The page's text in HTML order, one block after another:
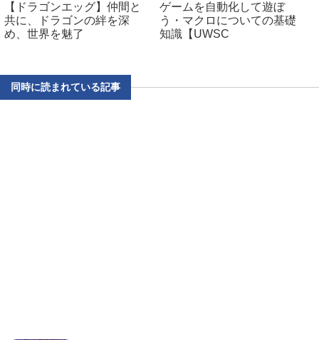
【ドラゴンエッグ】仲間と
共に、ドラゴンの絆を深
め、世界を魅了
ゲームを自動化して遊ぼ
う・マクロについての基礎
知識【UWSC
同時に読まれている記事